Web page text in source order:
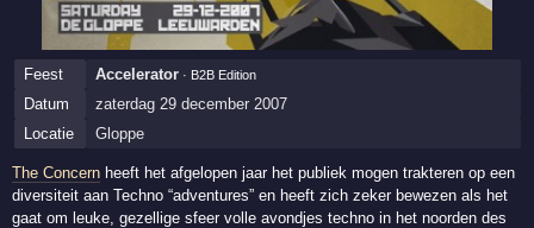
Feest Accelerator · B2B Edition
Datum
zaterdag 29 december 2007
Locatie
Gloppe
The Concern heeft het afgelopen jaar het publiek mogen trakteren op een
diversiteit aan Techno “adventures” en heeft zich zeker bewezen als het
gaat om leuke, gezellige sfeer volle avondjes techno in het noorden des